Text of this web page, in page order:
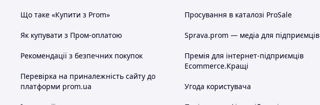
Що таке «Купити з Prom»
Як купувати з Пром-оплатою
Рекомендації з безпечних покупок
Перевірка на приналежність сайту до
платформи prom.ua
Просування в каталозі ProSale
Sprava.prom — медіа для підприємців
Премія для інтернет-підприємців
Ecommerce.Кращі
Угода користувача